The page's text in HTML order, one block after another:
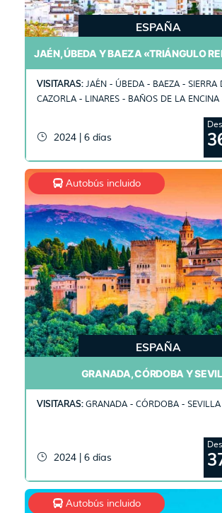
ESPAÑA
VISITARAS: JAÉN - ÚBEDA - BAEZA - SIERRA
CAZORLA - LINARES - BAÑOS DE LA
2024 | 6 días
Autobús incluido
ESPAÑA
GRANADA, CÓRDOBA Y
VISITARAS: GRANADA - CÓRDOBA - SEVILLA
2024 | 6 días
Autobús incluido